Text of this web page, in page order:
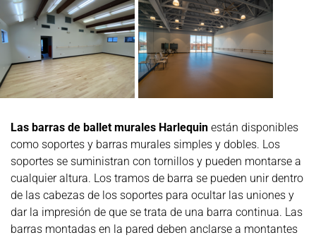
Las barras de ballet murales Harlequin están disponibles
como soportes y barras murales simples y dobles. Los
soportes se suministran con tornillos y pueden montarse a
cualquier altura. Los tramos de barra se pueden unir dentro
de las cabezas de los soportes para ocultar las uniones y
dar la impresión de que se trata de una barra continua. Las
barras montadas en la pared deben anclarse a montantes